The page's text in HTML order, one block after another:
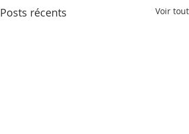
Posts récents Voir tout